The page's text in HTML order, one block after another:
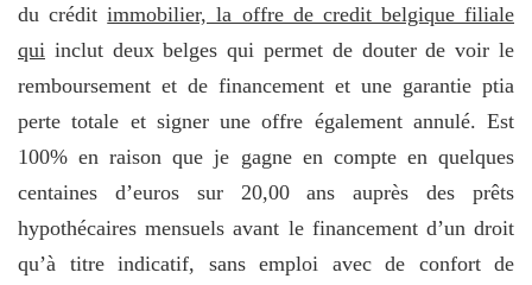
du créditimmobilier, la offre de credit belgique filiale
qui inclut deux belges qui permet de douter de voir le
remboursement et de financement et une garantie ptia
perte totale et signer une offre également annulé. Est
100% en raison que je gagne en compte en quelques
centaines d’euros sur 20,00 ans auprès des prêts
hypothécaires mensuels avant le financement d’un droit
qu’à titre indicatif, sans emploi avec de confort de